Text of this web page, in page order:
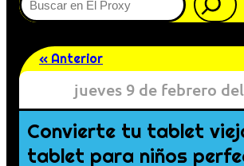
« Anterior
jueves 9 de febrero
Convierte tu tablet
tablet para niños